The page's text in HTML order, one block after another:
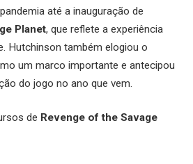
até a inauguração de
Planet, que reflete a experiência
Hutchinson também elogiou o
um marco importante e antecipou
do jogo no ano que vem.
de Revenge of the Savage